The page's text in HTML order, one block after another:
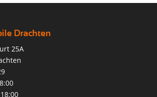
Drachten
25A